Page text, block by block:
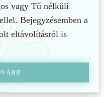
vagy Tű nélküli
Bejegyzésemben a
eltávolításról is